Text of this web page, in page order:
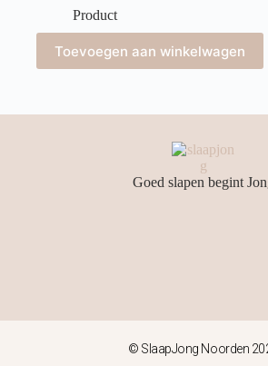
Product
Toevoegen aan winkelwagen
Goed slapen begint
© SlaapJong Noorden